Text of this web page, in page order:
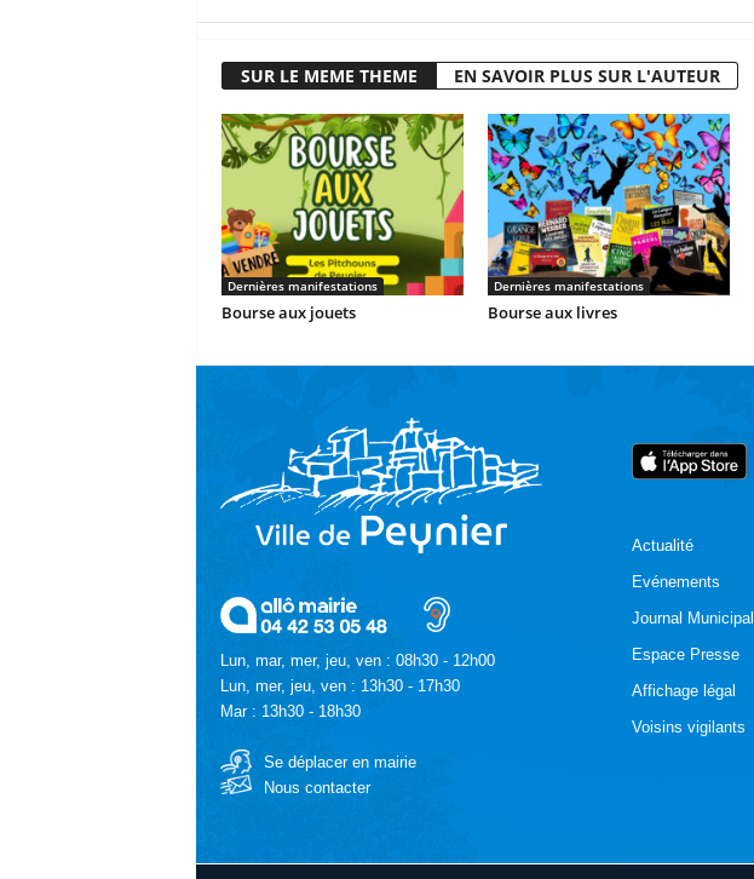
SUR LE MEME THEME EN SAVOIR PLUS SUR L'AUTEUR
Dernières manifestations
Bourse aux jouets
Dernières manifestations
Bourse aux livres
Lun, mar, mer, jeu, ven : 08h30 - 12h00
Lun, mer, jeu, ven : 13h30 - 17h30
Mar : 13h30 - 18h30
Se déplacer en mairie
Nous contacter
Actualité
Evénements
Journal Municipal
Espace Presse
Affichage légal
Voisins vigilants